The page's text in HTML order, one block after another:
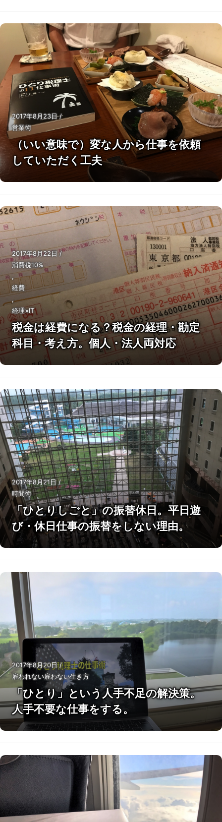
2017年8月23日/
営業術
（いい意味で）変な人から仕事を依頼
していただく工夫
2017年8月22日/
消費税10%
,
経費
,
経理×IT
税金は経費になる？税金の経理・勘定
科目・考え方。個人・法人両対応
2017年8月21日/
時間術
「ひとりしごと」の振替休日。平日遊
び・休日仕事の振替をしない理由。
2017年8月20日/
雇われない雇わない生き方
「ひとり」という人手不足の解決策。
人手不要な仕事をする。